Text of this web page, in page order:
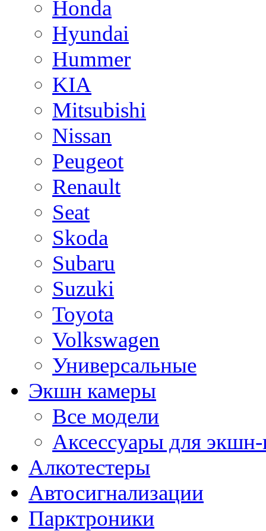
Honda
Hyundai
Hummer
KIA
Mitsubishi
Nissan
Peugeot
Renault
Seat
Skoda
Subaru
Suzuki
Toyota
Volkswagen
Универсальные
Экшн камеры
Все модели
Аксессуары для
Алкотестеры
Автосигнализации
Парктроники